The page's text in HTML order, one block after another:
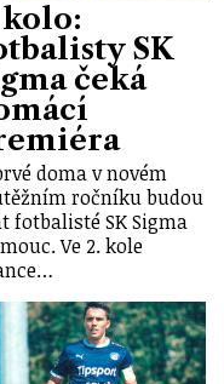
kolo:
SK
čeká
doma v novém
ročníku budou
fotbalisté SK Sigma
Ve 2. kole